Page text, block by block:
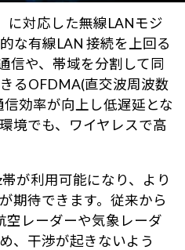
に対応した無線LANモジ
な有線LAN 接続を上回る
信や、帯域を分割して同
るOFDMA(直交波周波数
効率が向上し低遅延とな
境でも、ワイヤレスで高
が利用可能になり、より
期待できます。従来から
空レーダーや気象レーダ
、干渉が起きないよう